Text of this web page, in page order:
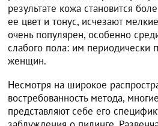
результате кожа становится
ее цвет и тонус, исчезают
очень популярен, особенно
слабого пола: им периодически
женщин.
Несмотря на широкое
востребованность метода,
представляют себе его